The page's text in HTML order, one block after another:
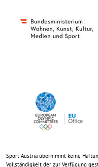
Sport Austria übernimmt keine
Vollständigkeit der zur Verfügung